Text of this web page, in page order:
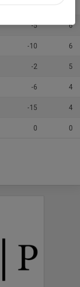
-5 6
-10 6
-2 5
-6 4
-15 4
0 0